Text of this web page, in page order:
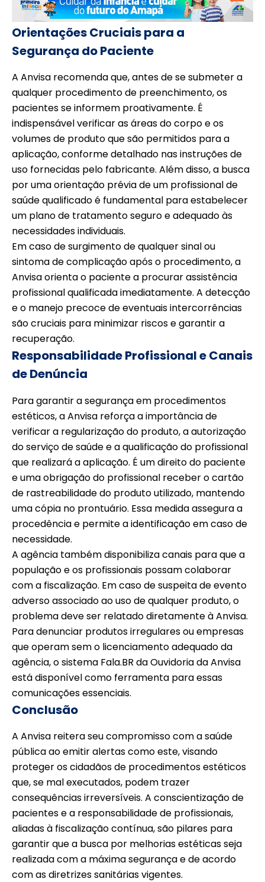
Orientações Cruciais para a
Segurança do Paciente
A Anvisa recomenda que, antes de se submeter a
qualquer procedimento de preenchimento, os
pacientes se informem proativamente. É
indispensável verificar as áreas do corpo e os
volumes de produto que são permitidos para a
aplicação, conforme detalhado nas instruções de
uso fornecidas pelo fabricante. Além disso, a busca
por uma orientação prévia de um profissional de
saúde qualificado é fundamental para estabelecer
um plano de tratamento seguro e adequado às
necessidades individuais.
Em caso de surgimento de qualquer sinal ou
sintoma de complicação após o procedimento, a
Anvisa orienta o paciente a procurar assistência
profissional qualificada imediatamente. A detecção
e o manejo precoce de eventuais intercorrências
são cruciais para minimizar riscos e garantir a
recuperação.
Responsabilidade Profissional e Canais
de Denúncia
Para garantir a segurança em procedimentos
estéticos, a Anvisa reforça a importância de
verificar a regularização do produto, a autorização
do serviço de saúde e a qualificação do profissional
que realizará a aplicação. É um direito do paciente
e uma obrigação do profissional receber o cartão
de rastreabilidade do produto utilizado, mantendo
uma cópia no prontuário. Essa medida assegura a
procedência e permite a identificação em caso de
necessidade.
A agência também disponibiliza canais para que a
população e os profissionais possam colaborar
com a fiscalização. Em caso de suspeita de evento
adverso associado ao uso de qualquer produto, o
problema deve ser relatado diretamente à Anvisa.
Para denunciar produtos irregulares ou empresas
que operam sem o licenciamento adequado da
agência, o sistema Fala.BR da Ouvidoria da Anvisa
está disponível como ferramenta para essas
comunicações essenciais.
Conclusão
A Anvisa reitera seu compromisso com a saúde
pública ao emitir alertas como este, visando
proteger os cidadãos de procedimentos estéticos
que, se mal executados, podem trazer
consequências irreversíveis. A conscientização de
pacientes e a responsabilidade de profissionais,
aliadas à fiscalização contínua, são pilares para
garantir que a busca por melhorias estéticas seja
realizada com a máxima segurança e de acordo
com as diretrizes sanitárias vigentes.